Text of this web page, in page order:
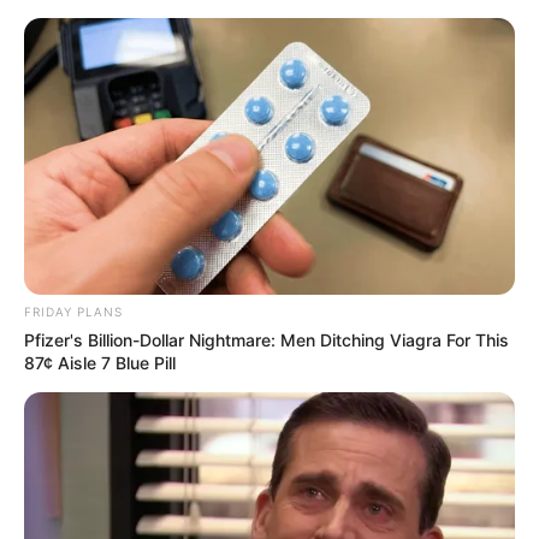
Reisekataloge und Prospekte Wernigerode
Kostenlose Reiseführer Ausflugsziele Wernigerode
Morgen ist Hohes Friedensfest (in Augsburg ein
FRIDAY PLANS
Pfizer's Billion-Dollar Nightmare: Men Ditching Viagra For This
87¢ Aisle 7 Blue Pill